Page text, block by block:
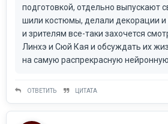
подготовкой, отдельно выпускают
шили костюмы, делали декорации
и зрителям все-таки захочется
Линхэ и Сюй Кая и обсуждать их
на самую распрекрасную нейронную
ОТВЕТИТЬ ЦИТАТА